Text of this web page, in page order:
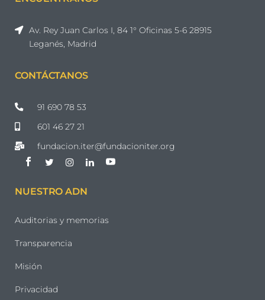
Av. Rey Juan Carlos I, 84 1° Oficinas 5-6 28915
Leganés, Madrid
CONTÁCTANOS
91 690 78 53
601 46 27 21
fundacion.iter@fundacioniter.org
NUESTRO ADN
Auditorias y memorias
Transparencia
Misión
Privacidad